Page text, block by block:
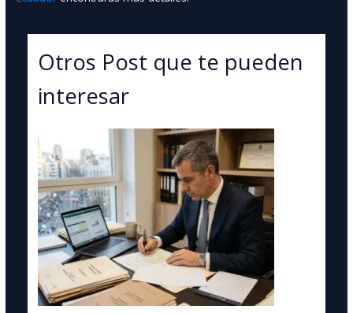
Otros Post que te pueden
interesar